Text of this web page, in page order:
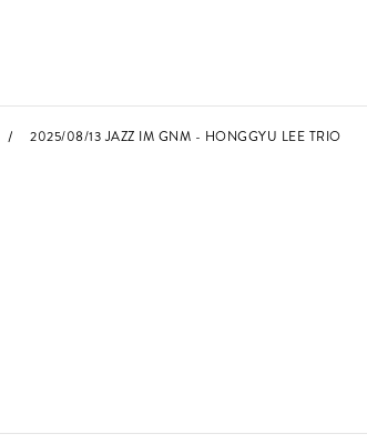
2025/08/13 JAZZ IM GNM - HONGGYU LEE TRIO